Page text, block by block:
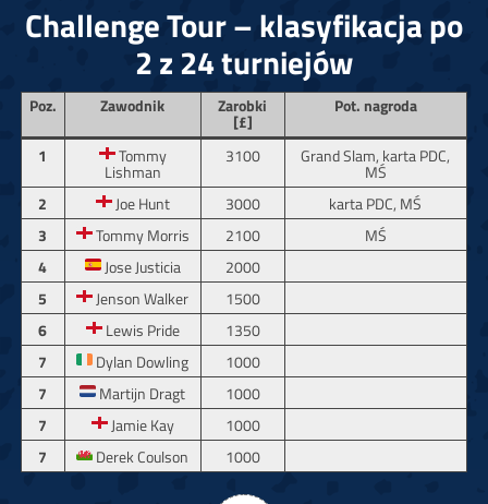
Challenge Tour – klasyfikacja po
2 z 24 turniejów
Poz. Zawodnik Zarobki
[£]
Pot. nagroda
1 Tommy
Lishman
3100 Grand Slam, karta PDC,
MŚ
2
Joe Hunt 3000
karta PDC, MŚ
3
Tommy Morris 2100
MŚ
4
Jose Justicia
2000
5
Jenson Walker
1500
6
Lewis Pride
1350
7
Dylan Dowling
1000
7
Martijn Dragt
1000
7
Jamie Kay
1000
7
Derek Coulson 1000